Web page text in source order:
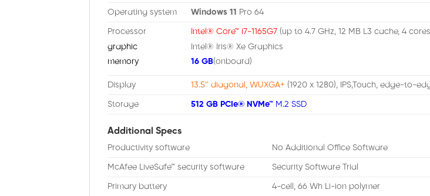
Operating system Windows 11 Pro 64
Processor
graphic
memory
Intel® Core™ i7-1165G7 (up to 4.7 GHz, 12 MB L3 cache, 4
Intel® Iris® Xe Graphics
16 GB(onboard)
Display 13.5″ diagonal, WUXGA+ (1920 x 1280), IPS,Touch, edge-to-
Storage 512 GB PCIe® NVMe™ M.2 SSD
Additional Specs
Productivity software No Additional Office Software
McAfee LiveSafe™ security software Security Software Trial
Primary battery 4-cell, 66 Wh Li-ion polymer